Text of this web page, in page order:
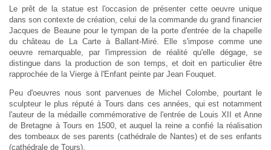
Le prêt de la statue est l'occasion de présenter cette oeuvre unique
dans son contexte de création, celui de la commande du grand financier
Jacques de Beaune pour le tympan de la porte d'entrée de la chapelle
du château de La Carte à Ballant-Miré. Elle s'impose comme une
oeuvre remarquable, par l'impression de réalité qu'elle dégage, se
distingue dans la production de son temps, et doit en particulier être
rapprochée de la Vierge à l'Enfant peinte par Jean Fouquet.
Peu d'oeuvres nous sont parvenues de Michel Colombe, pourtant le
sculpteur le plus réputé à Tours dans ces années, qui est notamment
l'auteur de la médaille commémorative de l'entrée de Louis XII et Anne
de Bretagne à Tours en 1500, et auquel la reine a confié la réalisation
des tombeaux de ses parents (cathédrale de Nantes) et de ses enfants
(cathédrale de Tours).